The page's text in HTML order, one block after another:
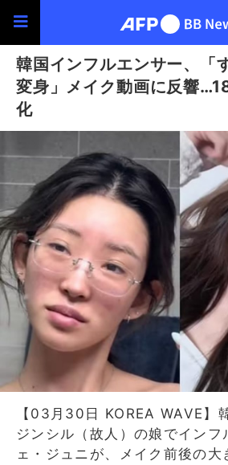
韓国インフルエンサー、「
変身」メイク動画に反響
化
【03月30日 KOREA WAVE】
ジンシル（故人）の娘でインフ
ェ・ジュニが、メイク前後の大